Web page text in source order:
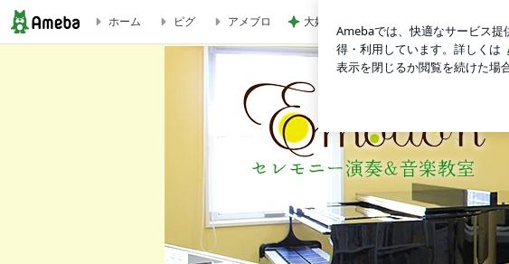
エモーション１０月お休み連絡 | いわき市セレモニー（葬儀）生演奏＆エレ
ホーム ピグ アメブロ 大好きなフルーツで始まる夏の朝